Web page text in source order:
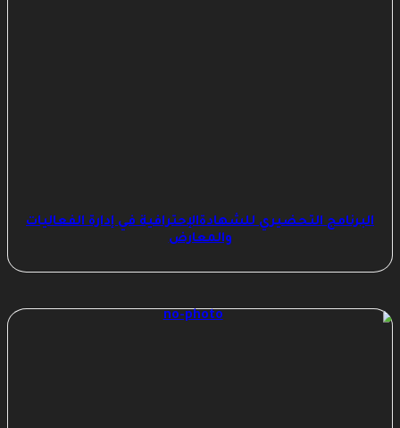
البرنامج التحضيري للشهادةالإحترافية في إدارة الفعاليات
والمعارض